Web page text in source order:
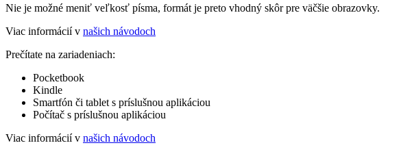
Nie je možné meniť veľkosť písma, formát je preto vhodný skôr pre väčšie obrazovky.
Viac informácií v našich návodoch
Prečítate na zariadeniach:
Pocketbook
Kindle
Smartfón či tablet s príslušnou aplikáciou
Počítač s príslušnou aplikáciou
Viac informácií v našich návodoch